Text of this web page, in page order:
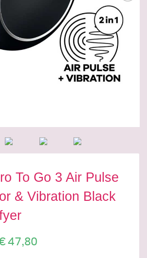
To Go 3 Air Pulse
& Vibration Black
47,80